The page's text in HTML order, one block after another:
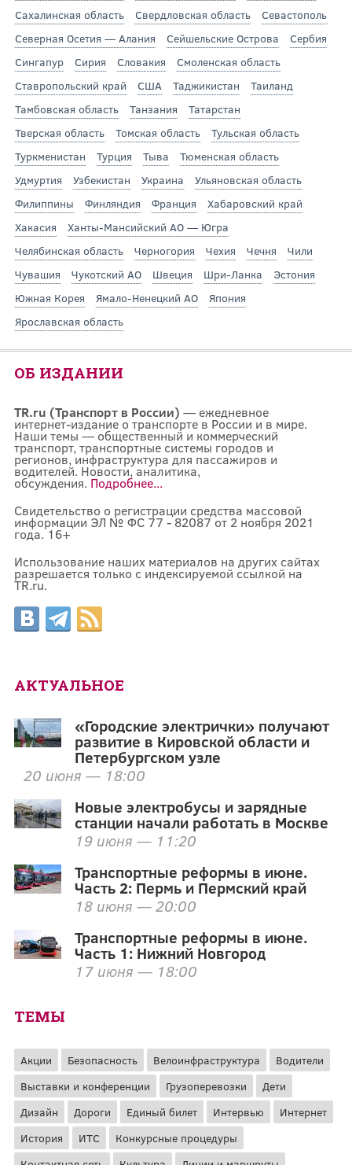
Сахалинская область
Свердловская область
Севастополь
Северная Осетия — Алания
Сейшельские Острова
Сербия
Сингапур
Сирия Словакия
Смоленская область
Ставропольский край
США Таджикистан
Таиланд
Тамбовская область
Танзания
Татарстан
Тверская область
Томская область
Тульская область
Туркменистан
Турция Тыва
Тюменская область
Удмуртия
Узбекистан Украина
Ульяновская область
Филиппины
Финляндия Франция
Хабаровский край
Хакасия
Ханты-Мансийский АО — Югра
Челябинская область
Черногория Чехия Чечня
Чили
Чувашия
Чукотский АО Швеция Шри-Ланка
Эстония
Южная Корея
Ямало-Ненецкий АО
Япония
Ярославская область
ОБ ИЗДАНИИ
TR.ru (Транспорт в России) — ежедневное
интернет-издание о транспорте в России и в мире.
Наши темы — общественный и коммерческий
транспорт, транспортные системы городов и
регионов, инфраструктура для пассажиров и
водителей. Новости, аналитика,
обсуждения. Подробнее...
Свидетельство о регистрации средства массовой
информации ЭЛ № ФС 77 - 82087 от 2 ноября 2021
года. 16+
Использование наших материалов на других сайтах
разрешается только с индексируемой ссылкой на
TR.ru.
АКТУАЛЬНОЕ
«Городские электрички» получают
развитие в Кировской области и
Петербургском узле
20 июня — 18:00
Новые электробусы и зарядные
станции начали работать в Москве
19 июня — 11:20
Транспортные реформы в июне.
Часть 2: Пермь и Пермский край
18 июня — 20:00
Транспортные реформы в июне.
Часть 1: Нижний Новгород
17 июня — 18:00
ТЕМЫ
Акции Безопасность Велоинфраструктура
Водители
Выставки и конференции
Грузоперевозки
Дети
Дизайн
Дороги Единый билет Интервью
Интернет
История
ИТС
Конкурсные процедуры